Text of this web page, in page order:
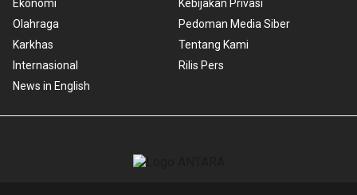
Ekonomi
Olahraga
Karkhas
Internasional
News in English
Kebijakan Privasi
Pedoman Media Siber
Tentang Kami
Rilis Pers